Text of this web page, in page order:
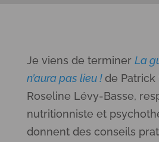
Je viens de terminer La
n’aura pas lieu !de Patrick
Roseline Lévy-Basse,
nutritionniste et
donnent des conseils